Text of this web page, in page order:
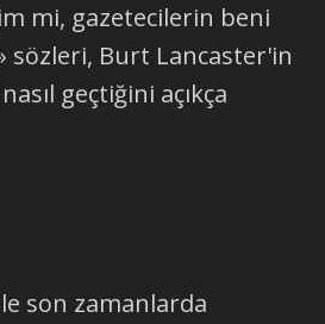
mi, gazetecilerin beni
sözleri, Burt Lancaster'in
geçtiğini açıkça
son zamanlarda